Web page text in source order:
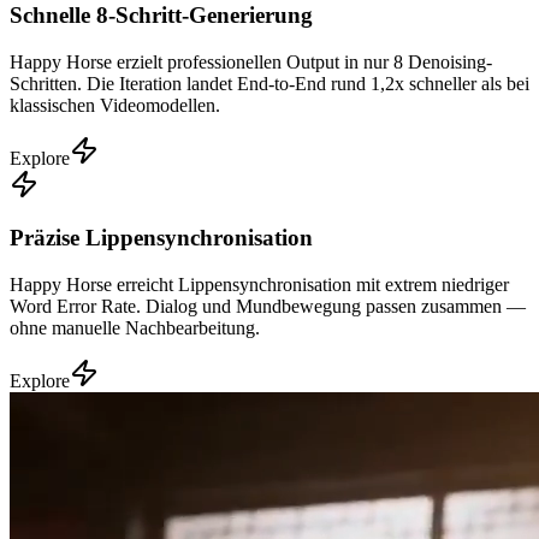
Schnelle 8-Schritt-Generierung
Happy Horse erzielt professionellen Output in nur 8 Denoising-
Schritten. Die Iteration landet End-to-End rund 1,2x schneller als bei
klassischen Videomodellen.
Explore
Präzise Lippensynchronisation
Happy Horse erreicht Lippensynchronisation mit extrem niedriger
Word Error Rate. Dialog und Mundbewegung passen zusammen —
ohne manuelle Nachbearbeitung.
Explore